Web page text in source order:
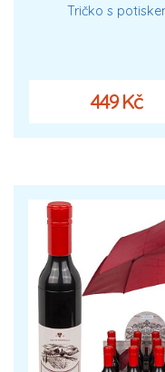
Tričko s
449 Kč